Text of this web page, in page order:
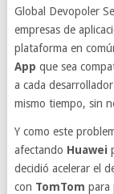
Global Devopoler
empresas de
plataforma en
App que sea
a cada
mismo tiempo, sin
Y como este
afectando Huawei
decidió acelerar el
con TomTom para